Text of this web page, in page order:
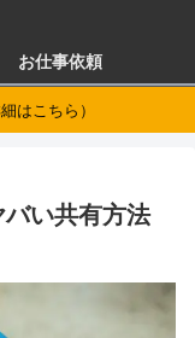
お仕事依頼
はこちら）
い共有方法